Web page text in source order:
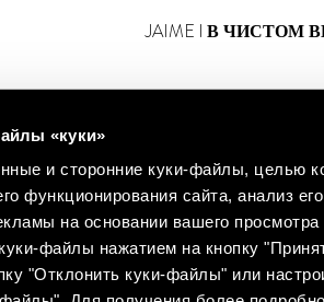
«куки»
и сторонние куки-файлы, целью
функционирования сайта, анализ
на основании вашего
файлы нажатием на кнопку
"Отклонить куки-файлы" или
JAIME I В ЧИСТОМ